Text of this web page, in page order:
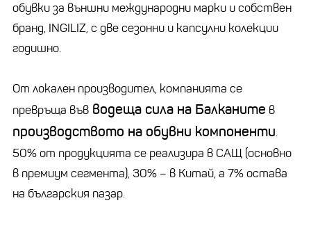
обувки за външни международни марки и собствен
бранд, INGILIZ, с две сезонни и капсулни колекции
годишно.
От локален производител, компанията се
превръща във водеща сила на Балканите в
производството на обувни компоненти.
50% от продукцията се реализира в САЩ (основно
в премиум сегмента), 30% – в Китай, а 7% остава
на българския пазар.